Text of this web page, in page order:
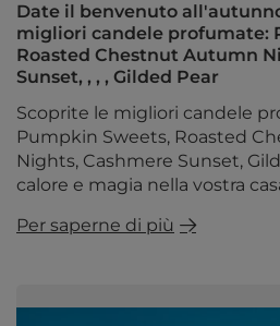
Date il benvenuto
migliori candele profumate:
Roasted Chestnut Autumn
Sunset, , , , Gilded Pear
Scoprite le migliori candele
Pumpkin Sweets, Roasted
Nights, Cashmere Sunset,
calore e magia nella vostra
Per saperne di più